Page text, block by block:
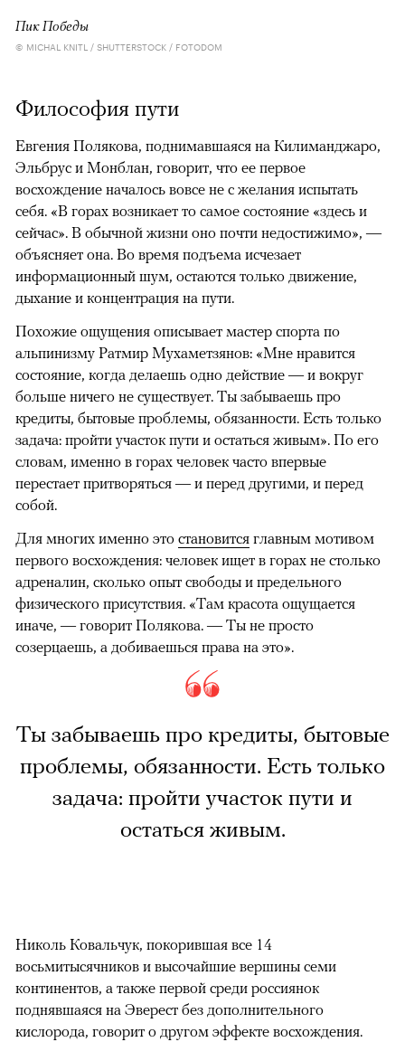
Пик Победы
© MICHAL KNITL / SHUTTERSTOCK / FOTODOM
Философия пути
Евгения Полякова, поднимавшаяся на Килиманджаро,
Эльбрус и Монблан, говорит, что ее первое
восхождение началось вовсе не с желания испытать
себя. «В горах возникает то самое состояние «здесь и
сейчас». В обычной жизни оно почти недостижимо», —
объясняет она. Во время подъема исчезает
информационный шум, остаются только движение,
дыхание и концентрация на пути.
Похожие ощущения описывает мастер спорта по
альпинизму Ратмир Мухаметзянов: «Мне нравится
состояние, когда делаешь одно действие — и вокруг
больше ничего не существует. Ты забываешь про
кредиты, бытовые проблемы, обязанности. Есть только
задача: пройти участок пути и остаться живым». По его
словам, именно в горах человек часто впервые
перестает притворяться — и перед другими, и перед
собой.
Для многих именно это становится главным мотивом
первого восхождения: человек ищет в горах не столько
адреналин, сколько опыт свободы и предельного
физического присутствия. «Там красота ощущается
иначе, — говорит Полякова. — Ты не просто
созерцаешь, а добиваешься права на это».
Ты забываешь про кредиты, бытовые
проблемы, обязанности. Есть только
задача: пройти участок пути и
остаться живым.
Николь Ковальчук, покорившая все 14
восьмитысячников и высочайшие вершины семи
континентов, а также первой среди россиянок
поднявшаяся на Эверест без дополнительного
кислорода, говорит о другом эффекте восхождения.